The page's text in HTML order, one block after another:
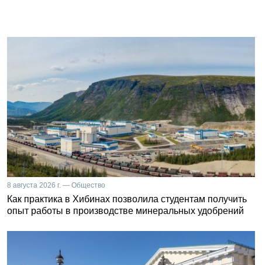
8 августа 2026 г. — Общество
Как практика в Хибинах позволила студентам получить
опыт работы в производстве минеральных удобрений